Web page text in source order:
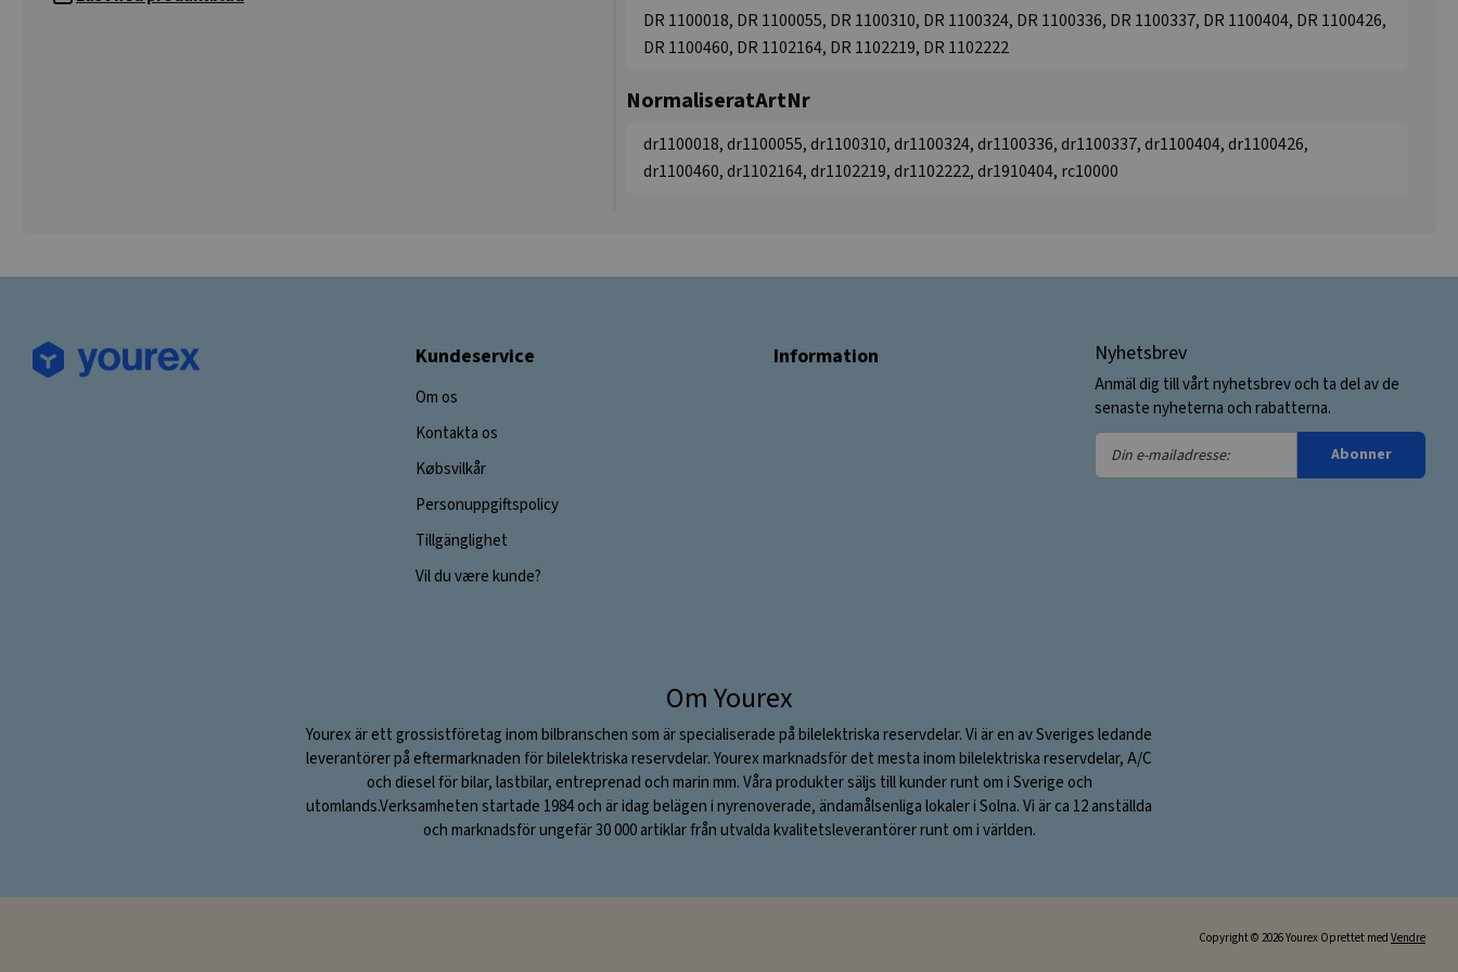
DR 1100018, DR 1100055, DR 1100310, DR 1100324, DR 1100336, DR 1100337, DR 1100404, DR 1100426,
DR 1100460, DR 1102164, DR 1102219, DR 1102222
NormaliseratArtNr
dr1100018, dr1100055, dr1100310, dr1100324, dr1100336, dr1100337, dr1100404, dr1100426,
dr1100460, dr1102164, dr1102219, dr1102222, dr1910404, rc10000
Kundeservice
Om os
Kontakta os
Købsvilkår
Personuppgiftspolicy
Tillgänglighet
Vil du være kunde?
Information Nyhetsbrev
Anmäl dig till vårt nyhetsbrev och ta del av de
senaste nyheterna och rabatterna.
Din
e-
Abonner
Om Yourex
Yourex är ett grossistföretag inom bilbranschen som är specialiserade på bilelektriska reservdelar. Vi är en av Sveriges ledande
leverantörer på eftermarknaden för bilelektriska reservdelar. Yourex marknadsför det mesta inom bilelektriska reservdelar, A/C
och diesel för bilar, lastbilar, entreprenad och marin mm. Våra produkter säljs till kunder runt om i Sverige och
utomlands.Verksamheten startade 1984 och är idag belägen i nyrenoverade, ändamålsenliga lokaler i Solna. Vi är ca 12 anställda
och marknadsför ungefär 30 000 artiklar från utvalda kvalitetsleverantörer runt om i världen.
Copyright © 2026 Yourex Oprettet med Vendre